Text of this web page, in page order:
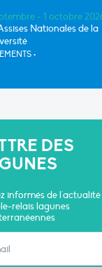
- 1 octobre
Nationales de la
•
DES
informés de l'actualité
relais lagunes